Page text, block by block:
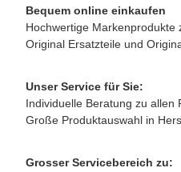
Bequem online einkaufen
Hochwertige Markenprodukte
Original Ersatzteile und
Unser Service für Sie:
Individuelle Beratung zu allen
Große Produktauswahl in
Grosser Servicebereich zu: